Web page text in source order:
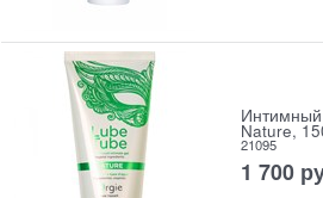
Интимный
Nature,
21095
1 700